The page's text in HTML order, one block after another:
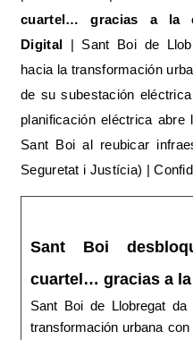
cuartel… gracias a la
Digital | Sant Boi de
hacia la transformación
de su subestación
planificación eléctrica
Sant Boi al reubicar
Seguretat i Justícia) |
Sant Boi
cuartel… gracias a
Sant Boi de Llobregat
transformación urbana